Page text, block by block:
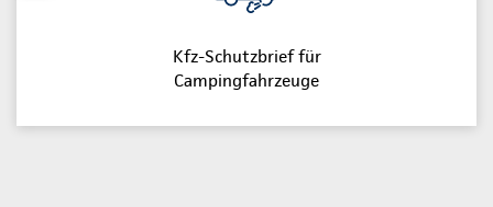
Kfz-Schutzbrief für
Campingfahrzeuge